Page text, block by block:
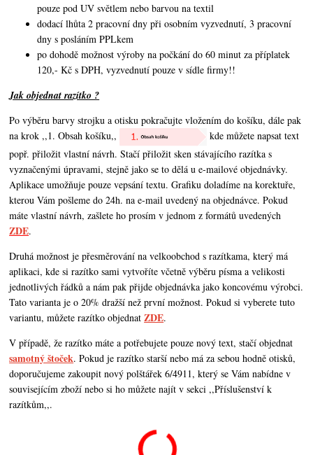
pouze pod UV světlem nebo barvou na textil
dodací lhůta 2 pracovní dny při osobním vyzvednutí, 3 pracovní
dny s posláním PPLkem
po dohodě možnost výroby na počkání do 60 minut za příplatek
120,- Kč s DPH, vyzvednutí pouze v sídle firmy!!
Jak objednat razítko ?
Po výběru barvy strojku a otisku pokračujte vložením do košíku, dále pak
na krok ,,1. Obsah košíku,,
kde můžete napsat text
popř. přiložit vlastní návrh. Stačí přiložit sken stávajícího razítka s
vyznačenými úpravami, stejně jako se to dělá u e-mailové objednávky.
Aplikace umožňuje pouze vepsání textu. Grafiku doladíme na korektuře,
kterou Vám pošleme do 24h. na e-mail uvedený na objednávce. Pokud
máte vlastní návrh,zašlete ho prosím v jednom z formátů uvedených
ZDE.
Druhá možnost je přesměrování na velkoobchod s razítkama, který má
aplikaci, kde si razítko sami vytvoříte včetně výběru písma a velikosti
jednotlivých řádků a nám pak přijde objednávka jako koncovému výrobci.
Tato varianta je o 20% dražší než první možnost. Pokud si vyberete tuto
variantu, můžete razítko objednatZDE.
V případě, že razítko máte a potřebujete pouze nový text, stačí objednat
samotný štoček. Pokud je razítko starší nebo má za sebou hodně otisků,
doporučujeme zakoupit nový polštářek 6/4911, který se Vám nabídne v
souvisejícím zboží nebo si ho můžete najít v sekci ,,Příslušenství k
razítkům,,.